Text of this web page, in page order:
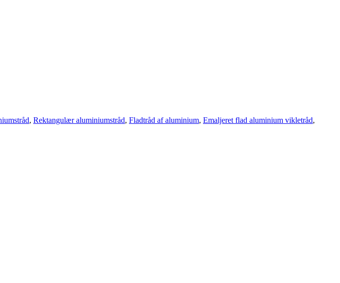
, Rektangulær aluminiumstråd, Fladtråd af aluminium, Emaljeret flad aluminium vikletråd,